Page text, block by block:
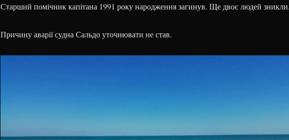
Старший помічник капітана 1991 року народження загинув. Ще двоє людей
Причину аварії судна Сальдо уточнювати не став.